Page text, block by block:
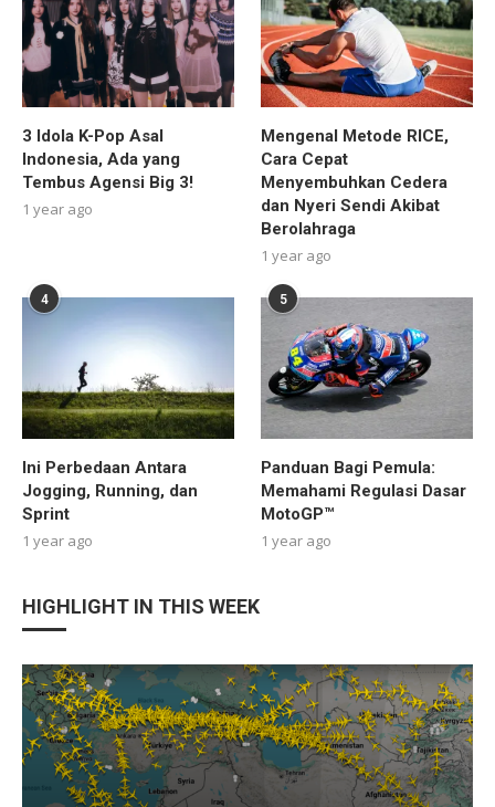
3 Idola K-Pop Asal
Indonesia, Ada yang
Tembus Agensi Big 3!
1 year ago
Mengenal Metode RICE,
Cara Cepat
Menyembuhkan Cedera
dan Nyeri Sendi Akibat
Berolahraga
1 year ago
4
Ini Perbedaan Antara
Jogging, Running, dan
Sprint
1 year ago
5
Panduan Bagi Pemula:
Memahami Regulasi Dasar
MotoGP™
1 year ago
HIGHLIGHT IN THIS WEEK